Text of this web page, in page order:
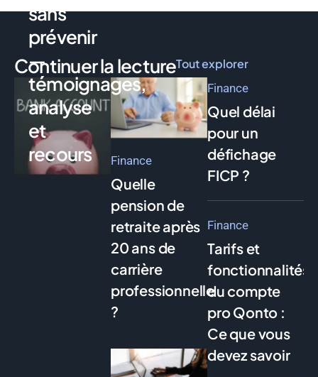
Continuer la lectureTout explorer
sans
prévenir
—
témoignages,
analyse
et
recours
Finance
Quelle
pension de
retraite après
20 ans de
carrière
professionnelle
?
Finance
Quel délai
pour un
défichage
FICP ?
Finance
Tarifs et
fonctionnalités
du compte
pro Qonto :
Ce que vous
devez savoir